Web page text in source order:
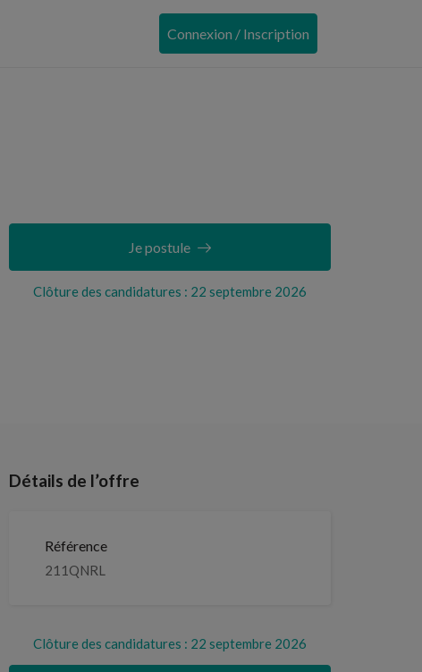
Connexion / Inscription
Clôture des candidatures : 22 septembre 2026
Je postule
Détails de l’offre
Référence
211QNRL
Clôture des candidatures : 22 septembre 2026